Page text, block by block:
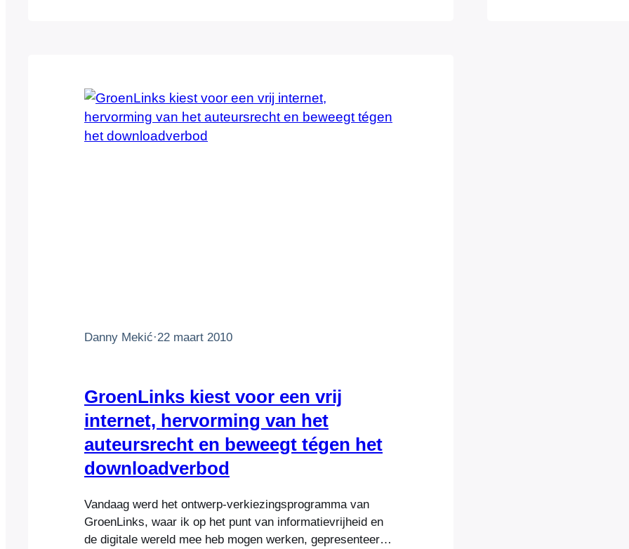
Danny Mekić·22 maart 2010
GroenLinks kiest voor een vrij
internet, hervorming van het
auteursrecht en beweegt tégen het
downloadverbod
Vandaag werd het ontwerp-verkiezingsprogramma van
GroenLinks, waar ik op het punt van informatievrijheid en
de digitale wereld mee heb mogen werken, gepresenteerd.